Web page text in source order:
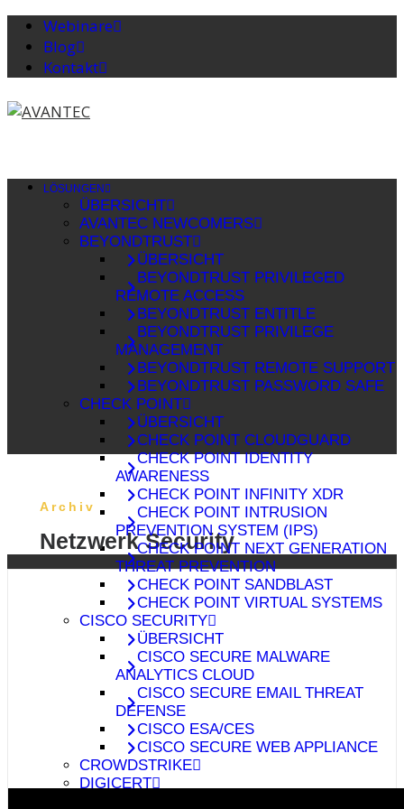
Webinare
Blog
Kontakt
LÖSUNGEN
ÜBERSICHT
AVANTEC NEWCOMERS
BEYONDTRUST
ÜBERSICHT
BEYONDTRUST PRIVILEGED
REMOTE ACCESS
BEYONDTRUST ENTITLE
BEYONDTRUST PRIVILEGE
MANAGEMENT
BEYONDTRUST REMOTE SUPPORT
BEYONDTRUST PASSWORD SAFE
CHECK POINT
ÜBERSICHT
CHECK POINT CLOUDGUARD
CHECK POINT IDENTITY
AWARENESS
CHECK POINT INFINITY XDR
CHECK POINT INTRUSION
PREVENTION SYSTEM (IPS)
CHECK POINT NEXT GENERATION
THREAT PREVENTION
CHECK POINT SANDBLAST
CHECK POINT VIRTUAL SYSTEMS
CISCO SECURITY
ÜBERSICHT
CISCO SECURE MALWARE
ANALYTICS CLOUD
CISCO SECURE EMAIL THREAT
DEFENSE
CISCO ESA/CES
CISCO SECURE WEB APPLIANCE
CROWDSTRIKE
DIGICERT
Archiv
Netzwerk Security